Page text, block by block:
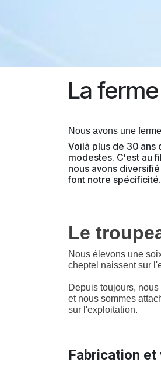
La
Nous avons une
Voilà plus de 30 ans
modestes. C'est au
nous avons
font notre spécificité.
Le
Nous élevons une
cheptel naissent sur
Depuis toujours,
et nous sommes
sur l'exploitation.
Fabrication